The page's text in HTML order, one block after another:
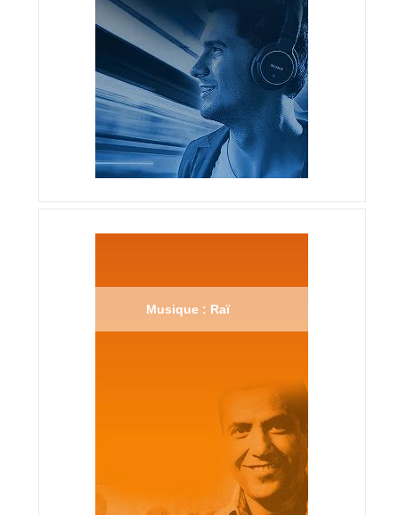
Musique : Raï